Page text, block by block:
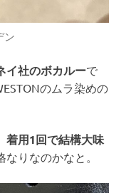
ン
イ社のボカルーで
のムラ染めの
着用1回で結構大味
なりなのかなと。